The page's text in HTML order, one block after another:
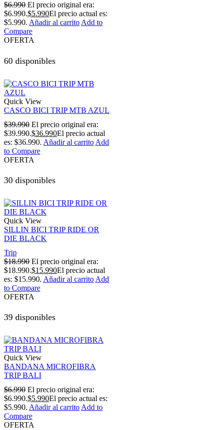
$6.990 El precio original era:
$6.990.$5.990El precio actual es:
$5.990. Añadir al carritoAdd to
Compare
OFERTA
60 disponibles
Quick View
CASCO BICI TRIP MTB AZUL
$39.990 El precio original era:
$39.990.$36.990El precio actual
es: $36.990. Añadir al carrito Add
to Compare
OFERTA
30 disponibles
Quick View
SILLIN BICI TRIP RIDE OR
DIE BLACK
Trip
$18.990 El precio original era:
$18.990.$15.990El precio actual
es: $15.990. Añadir al carrito Add
to Compare
OFERTA
39 disponibles
Quick View
BANDANA MICROFIBRA
TRIP BALI
$6.990 El precio original era:
$6.990.$5.990El precio actual es:
$5.990. Añadir al carrito Add to
Compare
OFERTA